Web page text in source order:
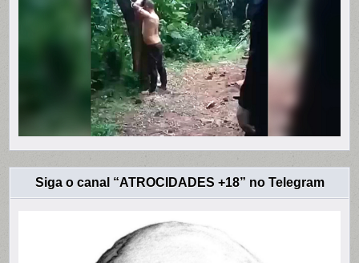
Siga o canal “ATROCIDADES +18” no Telegram